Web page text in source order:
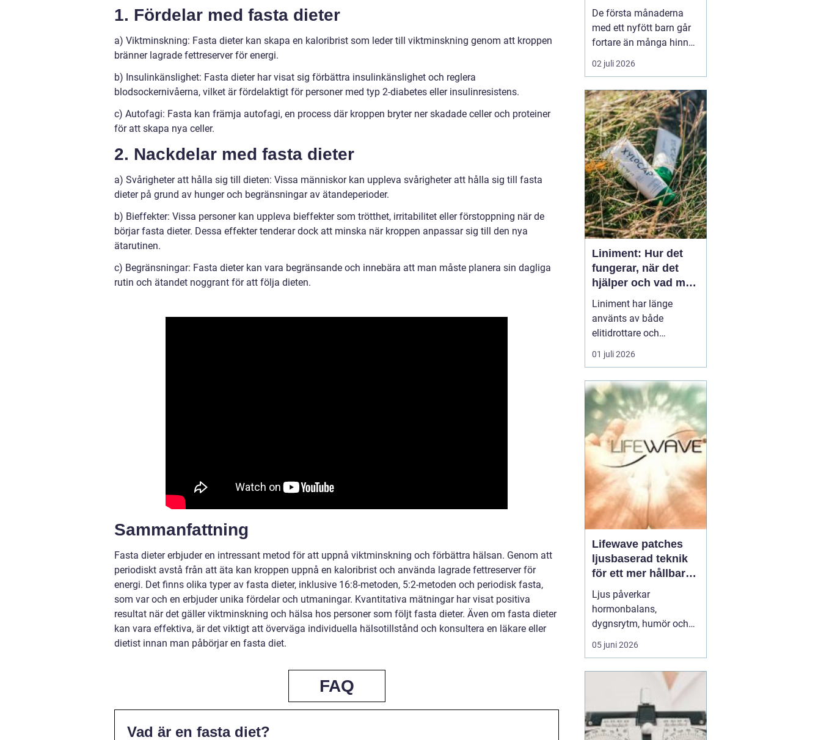
1. Fördelar med fasta dieter
a) Viktminskning: Fasta dieter kan skapa en kaloribrist som leder till viktminskning genom att kroppen
bränner lagrade fettreserver för energi.
b) Insulinkänslighet: Fasta dieter har visat sig förbättra insulinkänslighet och reglera
blodsockernivåerna, vilket är fördelaktigt för personer med typ 2-diabetes eller insulinresistens.
c) Autofagi: Fasta kan främja autofagi, en process där kroppen bryter ner skadade celler och proteiner
för att skapa nya celler.
2. Nackdelar med fasta dieter
a) Svårigheter att hålla sig till dieten: Vissa människor kan uppleva svårigheter att hålla sig till fasta
dieter på grund av hunger och begränsningar av ätandeperioder.
b) Bieffekter: Vissa personer kan uppleva bieffekter som trötthet, irritabilitet eller förstoppning när de
börjar fasta dieter. Dessa effekter tenderar dock att minska när kroppen anpassar sig till den nya
ätarutinen.
c) Begränsningar: Fasta dieter kan vara begränsande och innebära att man måste planera sin dagliga
rutin och ätandet noggrant för att följa dieten.
Sammanfattning
Fasta dieter erbjuder en intressant metod för att uppnå viktminskning och förbättra hälsan. Genom att
periodiskt avstå från att äta kan kroppen uppnå en kaloribrist och använda lagrade fettreserver för
energi. Det finns olika typer av fasta dieter, inklusive 16:8-metoden, 5:2-metoden och periodisk fasta,
som var och en erbjuder unika fördelar och utmaningar. Kvantitativa mätningar har visat positiva
resultat när det gäller viktminskning och hälsa hos personer som följt fasta dieter. Även om fasta dieter
kan vara effektiva, är det viktigt att överväga individuella hälsotillstånd och konsultera en läkare eller
dietist innan man påbörjar en fasta diet.
FAQ
Vad är en fasta diet?
stund
De första månaderna
med ett nyfött barn går
fortare än många hinner
med. Ena dagen ryms
hela foten i handflatan,
redan vuxit ur sina första
pyjamasar.Ett fotavtryck
bebis fångarjust den d...
02 juli 2026
Liniment: Hur det
fungerar, när det
hjälper och vad man
bör tänka på
Liniment har länge
använts av både
elitidrottare och
vardagsmotionärer för
att lindra värk, stelhet
hur fungerar dessa
krämer egentligen, vad
innehåller de och när
passar de b&...
01 juli 2026
Lifewave patches
ljusbaserad teknik
för ett mer hållbart
välbefinnande
Ljus påverkar
hormonbalans,
dygnsrytm, humör och
återhämtning. Under
senare år har en ny typ
gränslandet mellan
egen biologi:Lifewave
patches. De är små
05 juni 2026